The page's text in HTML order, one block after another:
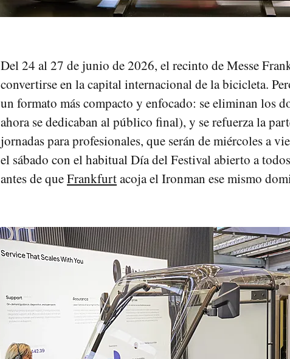
Del 24 al 27 de junio de 2026, el recinto de Messe
convertirse en la capital internacional de la bicicleta.
un formato más compacto y enfocado: se eliminan los
ahora se dedicaban al público final), y se refuerza la
jornadas para profesionales, que serán de miércoles a
el sábado con el habitual Día del Festival abierto a
antes de queFrankfurtacoja el Ironman ese mismo